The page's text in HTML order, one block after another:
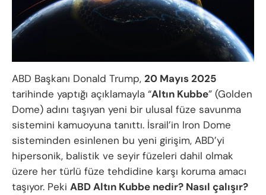
ABD Başkanı Donald Trump, 20 Mayıs 2025
tarihinde yaptığı açıklamayla “Altın Kubbe” (Golden
Dome) adını taşıyan yeni bir ulusal füze savunma
sistemini kamuoyuna tanıttı. İsrail’in Iron Dome
sisteminden esinlenen bu yeni girişim, ABD’yi
hipersonik, balistik ve seyir füzeleri dahil olmak
üzere her türlü füze tehdidine karşı koruma amacı
taşıyor. Peki ABD Altın Kubbe nedir? Nasıl çalışır?